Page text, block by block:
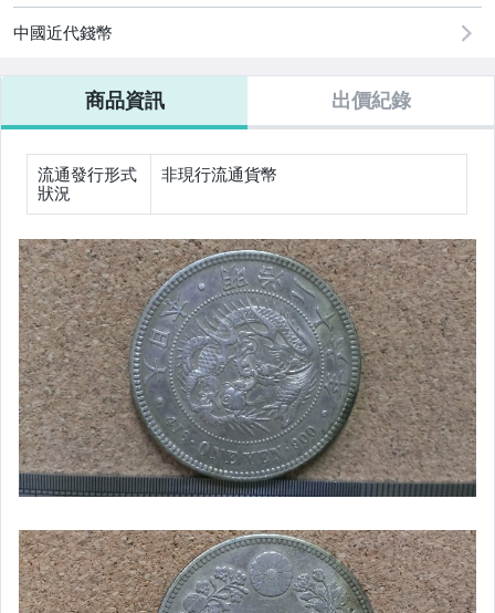
中國近代錢幣
商品資訊 出價紀錄
流通發行形式
狀況
非現行流通貨幣